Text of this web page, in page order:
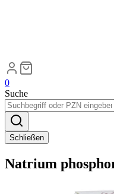
0
Suche
Schließen
Natrium